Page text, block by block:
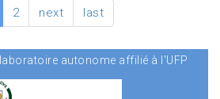
2 next last
laboratoire autonome affilié à l'UFP